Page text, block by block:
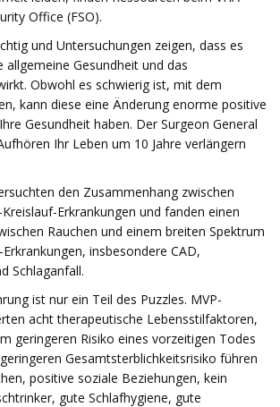
Office (FSO).
und Untersuchungen zeigen, dass es
allgemeine Gesundheit und das
Obwohl es schwierig ist, mit dem
kann diese eine Änderung enorme positive
Gesundheit haben. Der Surgeon General
Ihr Leben um 10 Jahre verlängern
den Zusammenhang zwischen
Erkrankungen und fanden einen
Rauchen und einem breiten Spektrum
insbesondere CAD,
Schlaganfall.
ist nur ein Teil des Puzzles. MVP-
acht therapeutische Lebensstilfaktoren,
geringeren Risiko eines vorzeitigen Todes
Gesamtsterblichkeitsrisiko führen
positive soziale Beziehungen, kein
gute Schlafhygiene, gute